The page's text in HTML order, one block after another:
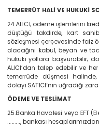
TEMERRÜT HALİ VE HUKUKİ
24.ALICI, ödeme işlemlerini
düştüğü takdirde, kart
sözleşmesi çerçevesinde faiz
olacağını kabul, beyan ve
hukuki yollara başvurabilir;
ALICI’dan talep edebilir ve
temerrüde düşmesi
dolayı SATICI’nın uğradığı
ÖDEME VE TESLİMAT
25.Banka Havalesi veya EFT
........., bankası